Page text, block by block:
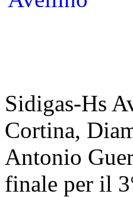
Sidigas-Hs
Cortina,
Antonio
finale per il